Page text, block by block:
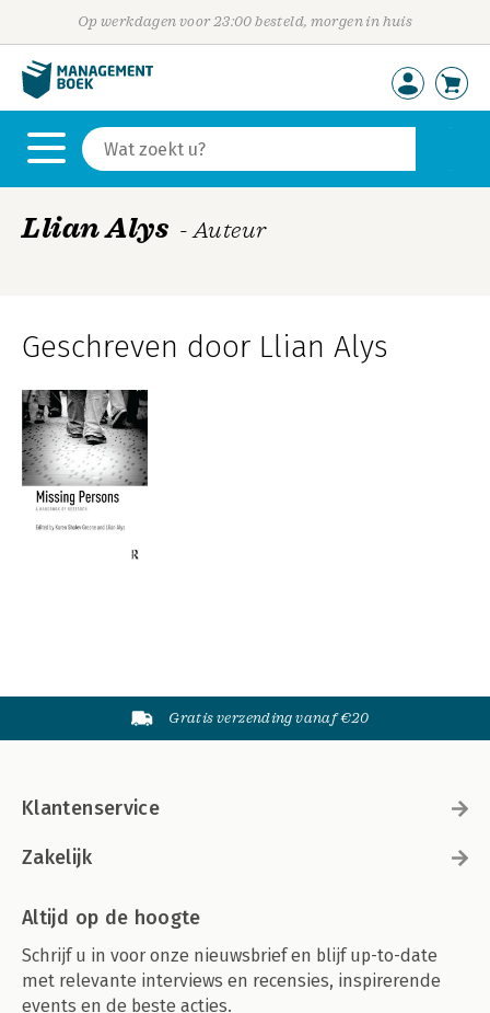
Op werkdagen voor 23:00 besteld, morgen in huis
Llian Alys - Auteur
Geschreven door Llian Alys
Gratis verzending vanaf €20
Klantenservice
Zakelijk
Altijd op de hoogte
Schrijf u in voor onze nieuwsbrief en blijf up-to-date
met relevante interviews en recensies, inspirerende
events en de beste acties.